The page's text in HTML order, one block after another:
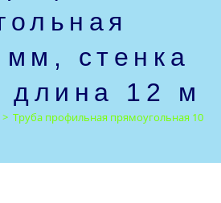
стенка
12 м
> Труба профильная прямоугольная